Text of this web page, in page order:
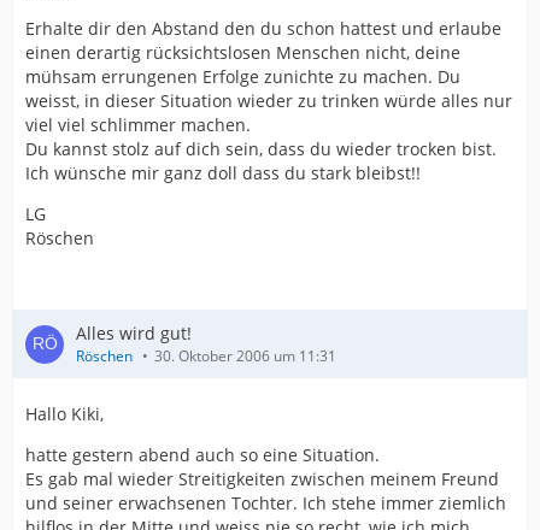
Erhalte dir den Abstand den du schon hattest und erlaube
einen derartig rücksichtslosen Menschen nicht, deine
mühsam errungenen Erfolge zunichte zu machen. Du
weisst, in dieser Situation wieder zu trinken würde alles nur
viel viel schlimmer machen.
Du kannst stolz auf dich sein, dass du wieder trocken bist.
Ich wünsche mir ganz doll dass du stark bleibst!!
LG
Röschen
Alles wird gut!
Röschen 30. Oktober 2006 um 11:31
Hallo Kiki,
hatte gestern abend auch so eine Situation.
Es gab mal wieder Streitigkeiten zwischen meinem Freund
und seiner erwachsenen Tochter. Ich stehe immer ziemlich